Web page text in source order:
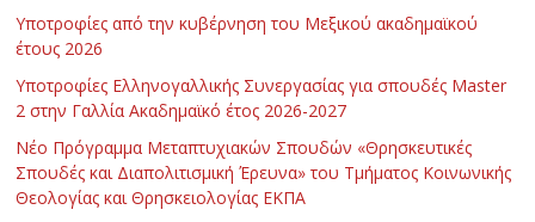
Υποτροφίες από την κυβέρνηση του Μεξικού ακαδημαϊκού
έτους 2026
Υποτροφίες Ελληνογαλλικής Συνεργασίας για σπουδές Master
2 στην Γαλλία Ακαδημαϊκό έτος 2026-2027
Νέο Πρόγραμμα Μεταπτυχιακών Σπουδών «Θρησκευτικές
Σπουδές και Διαπολιτισμική Έρευνα» του Τμήματος Κοινωνικής
Θεολογίας και Θρησκειολογίας ΕΚΠΑ